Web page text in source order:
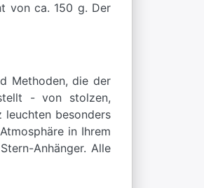
von ca. 150 g. Der
Methoden, die der
- von stolzen,
besonders
in Ihrem
Anhänger. Alle